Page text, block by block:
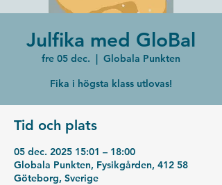
Julfika med GloBal
fre 05 dec.
  |
Globala Punkten
Fika i högsta klass utlovas!
Tid och plats
05 dec. 2025 15:01 – 18:00
Globala Punkten, Fysikgården, 412 58
Göteborg, Sverige